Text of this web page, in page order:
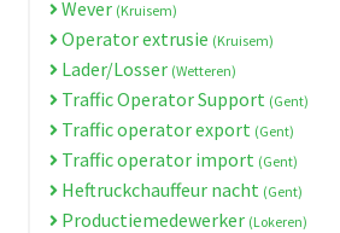
Wever (Kruisem)
Operator extrusie (Kruisem)
Lader/Losser (Wetteren)
Traffic Operator Support (Gent)
Traffic operator export (Gent)
Traffic operator import (Gent)
Heftruckchauffeur nacht (Gent)
Productiemedewerker (Lokeren)